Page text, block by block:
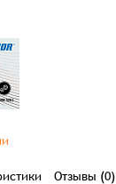
Отзывы (0)